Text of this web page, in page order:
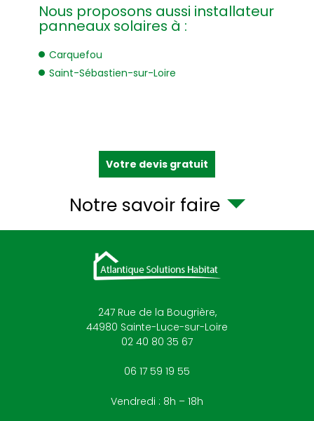
Nous proposons aussi installateur
panneaux solaires à :
Carquefou
Saint-Sébastien-sur-Loire
Votre devis gratuit
Notre savoir faire
247 Rue de la Bougrière,
44980 Sainte-Luce-sur-Loire
02 40 80 35 67
06 17 59 19 55
Vendredi : 8h – 18h